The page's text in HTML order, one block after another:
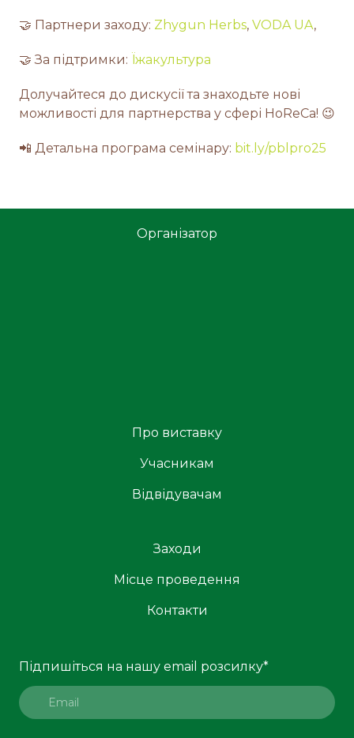
🤝 Партнери заходу: Zhygun Herbs, VODA UA,
🤝 За підтримки: Їжакультура
Долучайтеся до дискусії та знаходьте нові
можливості для партнерства у сфері HoReCa! 😉
📲️ Детальна програма семінару: bit.ly/pblpro25
Організатор
Про виставку
Учасникам
Відвідувачам
Заходи
Місце проведення
Контакти
Підпишіться на нашу email розсилку*